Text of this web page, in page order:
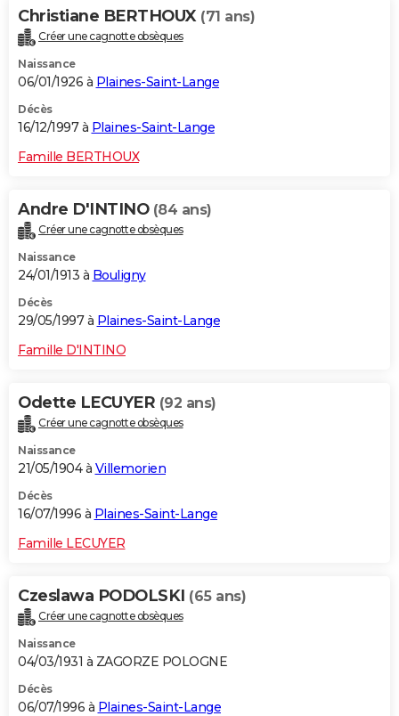
Christiane BERTHOUX (71 ans)
Créer une cagnotte obsèques
Naissance
06/01/1926 à Plaines-Saint-Lange
Décès
16/12/1997 à Plaines-Saint-Lange
Famille BERTHOUX
Andre D'INTINO (84 ans)
Créer une cagnotte obsèques
Naissance
24/01/1913 à Bouligny
Décès
29/05/1997 à Plaines-Saint-Lange
Famille D'INTINO
Odette LECUYER (92 ans)
Créer une cagnotte obsèques
Naissance
21/05/1904 à Villemorien
Décès
16/07/1996 à Plaines-Saint-Lange
Famille LECUYER
Czeslawa PODOLSKI (65 ans)
Créer une cagnotte obsèques
Naissance
04/03/1931 à ZAGORZE POLOGNE
Décès
06/07/1996 à Plaines-Saint-Lange